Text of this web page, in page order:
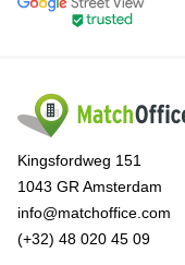
Kingsfordweg 151
1043 GR Amsterdam
info@matchoffice.com
(+32) 48 020 45 09